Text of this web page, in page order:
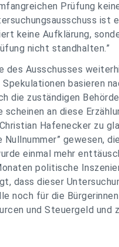
Prüfung
ist
keine Aufklärung,
nicht standhalten.”
des Ausschusses
basieren
die zuständigen
an diese
Hafenecker zu
gewesen,
einmal mehr
politische
dass dieser
noch für die
und Steuergeld und